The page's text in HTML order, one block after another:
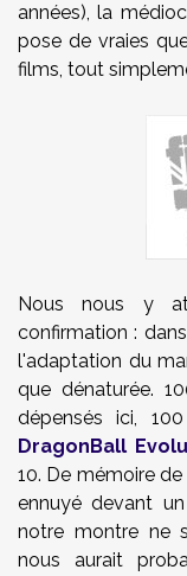
années), la
pose de vraies
films, tout
Nous nous y
confirmation :
l'adaptation du
que dénaturée.
dépensés ici,
DragonBall
10. De mémoire
ennuyé devant
notre montre ne
nous aurait